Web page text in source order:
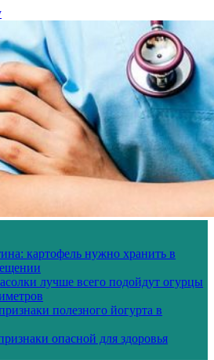
картофель нужно хранить в
лучше всего подойдут огурцы
полезного йогурта в
опасной для здоровья